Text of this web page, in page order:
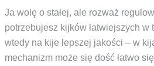
Ja wolę o stałej, ale rozważ
potrzebujesz kijków łatwiejszych w
wtedy na kije lepszej jakości – w
mechanizm może się dość łatwo